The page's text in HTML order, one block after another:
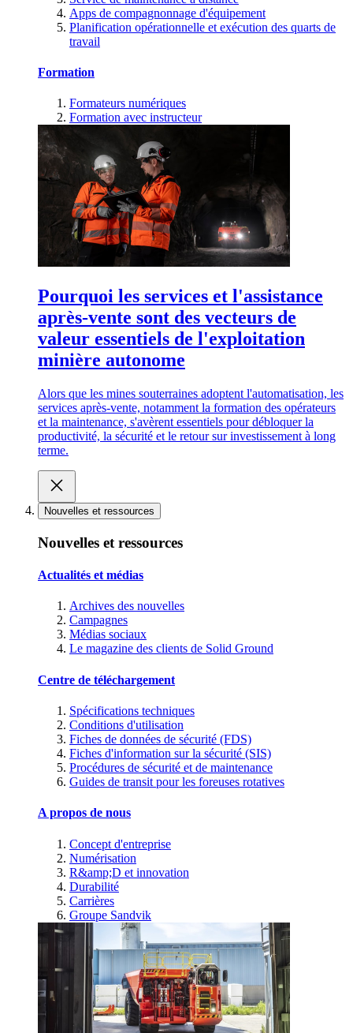
Apps de compagnonnage d'équipement
Planification opérationnelle et exécution des quarts de
travail
Formation
Formateurs numériques
Formation avec instructeur
Pourquoi les services et l'assistance
après-vente sont des vecteurs de
valeur essentiels de l'exploitation
minière autonome
Alors que les mines souterraines adoptent l'automatisation, les
services après-vente, notamment la formation des opérateurs
et la maintenance, s'avèrent essentiels pour débloquer la
productivité, la sécurité et le retour sur investissement à long
terme.
Nouvelles et ressources
Nouvelles et ressources
Actualités et médias
Archives des nouvelles
Campagnes
Médias sociaux
Le magazine des clients de Solid Ground
Centre de téléchargement
Spécifications techniques
Conditions d'utilisation
Fiches de données de sécurité (FDS)
Fiches d'information sur la sécurité (SIS)
Procédures de sécurité et de maintenance
Guides de transit pour les foreuses rotatives
A propos de nous
Concept d'entreprise
Numérisation
R&amp;D et innovation
Durabilité
Carrières
Groupe Sandvik